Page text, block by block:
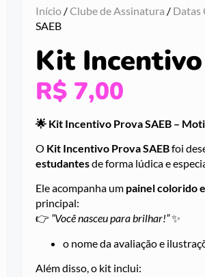
Início/Clube de Assinatura / Datas
SAEB
Kit
R$7,00
🌟 Kit Incentivo Prova SAEB –
O Kit Incentivo Prova SAEBfoi
estudantesde forma lúdica e
Ele acompanha um painel colorido
principal:
👉 “Você nasceu para brilhar!”✨
o nome da avaliação e
Além disso, o kit inclui: